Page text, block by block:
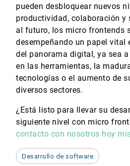
pueden desbloquear nuevos
productividad, colaboración y
al futuro, los micro frontends
desempeñando un papel vital
del panorama digital, ya sea
en las herramientas, la
tecnologías o el aumento de
diversos sectores.
¿Está listo para llevar su
siguiente nivel con micro
contacto con nosotros hoy
Desarrollo de software